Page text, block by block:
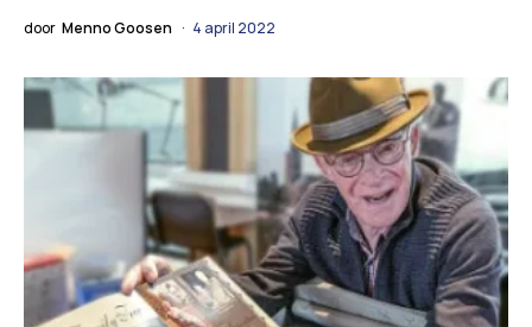
door Menno Goosen 4 april 2022